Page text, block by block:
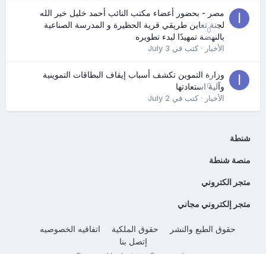
0
مصر - بحضور أعضاء مكتب النائب أحمد خليل خير الله
لجنة تعاين طريقي قرية الحظيرة و المدرسة الصناعية
بالنهضة تمهيدًا لبدء تطويره
الأخبار· كتب في July 3
0
وزارة التموين تكشف أسباب إيقاف البطاقات التموينية
وآلية استعادتها
الأخبار· كتب في July 2
شنطة
منصة شنطة
متجر الكتروني
متجر إلكتروني مجاني
حقوق الطبع والنشر حقوق الملكية
اتفاقيه الخصوصيه
إتصل بنا